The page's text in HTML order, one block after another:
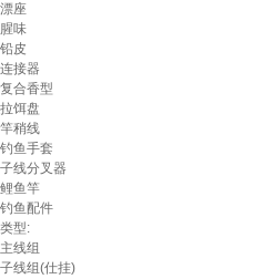
漂座
腥味
铅皮
连接器
复合香型
拉饵盘
竿稍线
钓鱼手套
子线分叉器
鲤鱼竿
钓鱼配件
类型:
主线组
子线组(仕挂)